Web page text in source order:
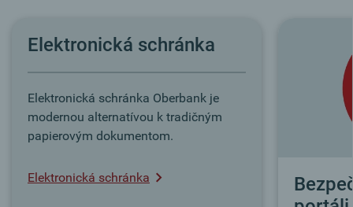
Elektronická schránka
Elektronická schránka Oberbank je
modernou alternatívou k tradičným
papierovým dokumentom.
Elektronická schránka